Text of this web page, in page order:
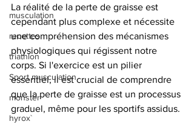
musculation
recettes
triathlon
Sport musculation
monster
hyrox`
La réalité de la perte de graisse est
cependant plus complexe et nécessite
une compréhension des mécanismes
physiologiques qui régissent notre
corps. Si l'exercice est un pilier
essentiel, il est crucial de comprendre
que la perte de graisse est un processus
graduel, même pour les sportifs assidus.